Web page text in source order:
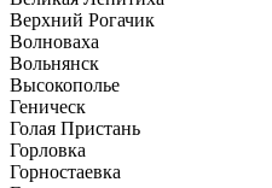
Верхний Рогачик
Волноваха
Вольнянск
Высокополье
Геническ
Голая Пристань
Горловка
Горностаевка